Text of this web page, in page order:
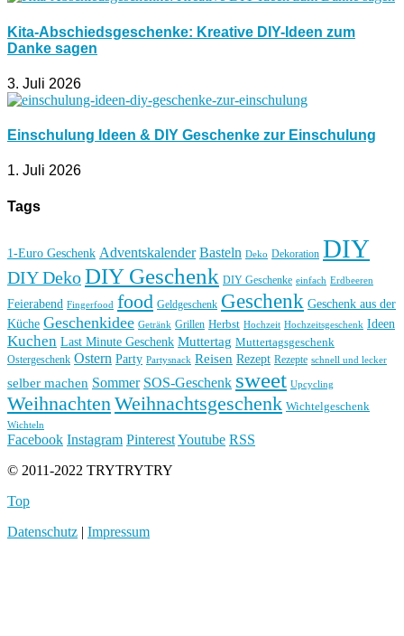
Kita-Abschiedsgeschenke: Kreative DIY-Ideen zum
Danke sagen
3. Juli 2026
Einschulung Ideen & DIY Geschenke zur Einschulung
1. Juli 2026
Tags
1-Euro Geschenk Adventskalender Basteln Deko Dekoration DIY
DIY DekoDIY Geschenk DIY Geschenke einfach Erdbeeren
Feierabend Fingerfood food Geldgeschenk Geschenk Geschenk aus der
Küche Geschenkidee Getränk Grillen Herbst Hochzeit Hochzeitsgeschenk Ideen
Kuchen Last Minute Geschenk Muttertag Muttertagsgeschenk
Ostergeschenk Ostern Party Partysnack Reisen Rezept Rezepte schnell und lecker
selber machen Sommer SOS-Geschenk sweet Upcycling
WeihnachtenWeihnachtsgeschenk Wichtelgeschenk
Wichteln
Facebook Instagram PinterestYoutube RSS
© 2011-2022 TRYTRYTRY
Top
Datenschutz | Impressum